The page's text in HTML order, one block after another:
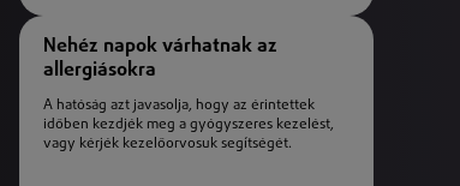
Nehéz napok várhatnak az
allergiásokra
A hatóság azt javasolja, hogy az érintettek
időben kezdjék meg a gyógyszeres kezelést,
vagy kérjék kezelőorvosuk segítségét.